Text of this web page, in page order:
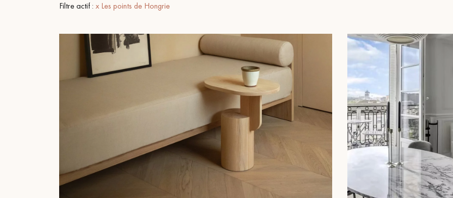
0805 82 82 82
VOUS AVEZ UN PROJET ?
Nos experts sont à votre disposition pour vous guider pas à pas dans le choix et la
Un expert Décoplus Parquets vous
Demandez un rendez-vous
Filtre actif : x Les points de Hongrie